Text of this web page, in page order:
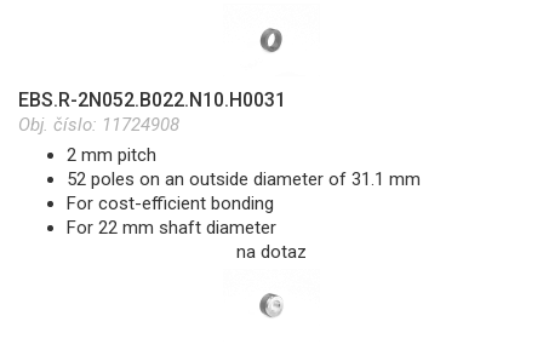
EBS.R-2N052.B022.N10.H0031
Obj. číslo: 11724908
2 mm pitch
52 poles on an outside diameter of 31.1 mm
For cost-efficient bonding
For 22 mm shaft diameter
na dotaz